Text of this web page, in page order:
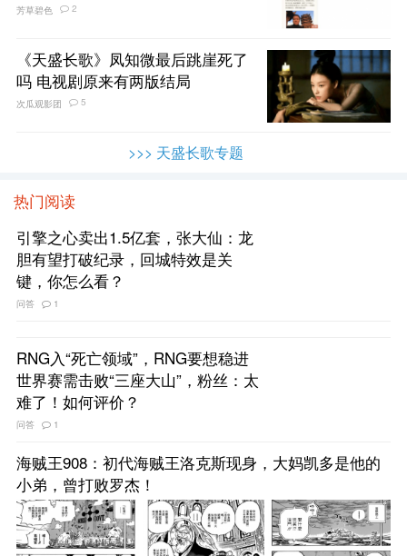
芳草碧色 2
《天盛长歌》凤知微最后跳崖死了
吗 电视剧原来有两版结局
次瓜观影团 5
>>> 天盛长歌专题
热门阅读
引擎之心卖出1.5亿套，张大仙：龙
胆有望打破纪录，回城特效是关
键，你怎么看？
问答 1
RNG入“死亡领域”，RNG要想稳进
世界赛需击败“三座大山”，粉丝：太
难了！如何评价？
问答 1
海贼王908：初代海贼王洛克斯现身，大妈凯多是他的
小弟，曾打败罗杰！